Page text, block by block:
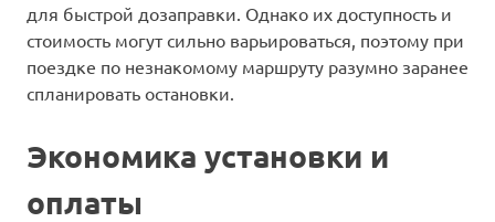
для быстрой дозаправки. Однако их доступность и
стоимость могут сильно варьироваться, поэтому при
поездке по незнакомому маршруту разумно заранее
спланировать остановки.
Экономика установки и
оплаты